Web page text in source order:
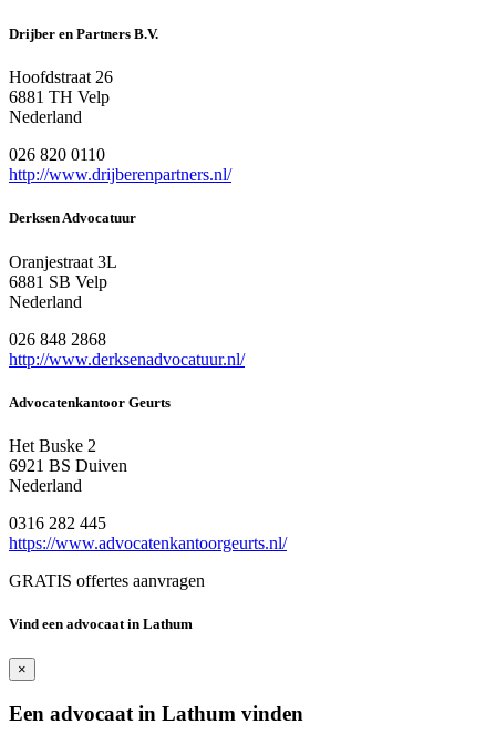
Drijber en Partners B.V.
Hoofdstraat 26
6881 TH Velp
Nederland
026 820 0110
http://www.drijberenpartners.nl/
Derksen Advocatuur
Oranjestraat 3L
6881 SB Velp
Nederland
026 848 2868
http://www.derksenadvocatuur.nl/
Advocatenkantoor Geurts
Het Buske 2
6921 BS Duiven
Nederland
0316 282 445
https://www.advocatenkantoorgeurts.nl/
GRATIS offertes aanvragen
Vind een advocaat in Lathum
×
Een advocaat in Lathum vinden